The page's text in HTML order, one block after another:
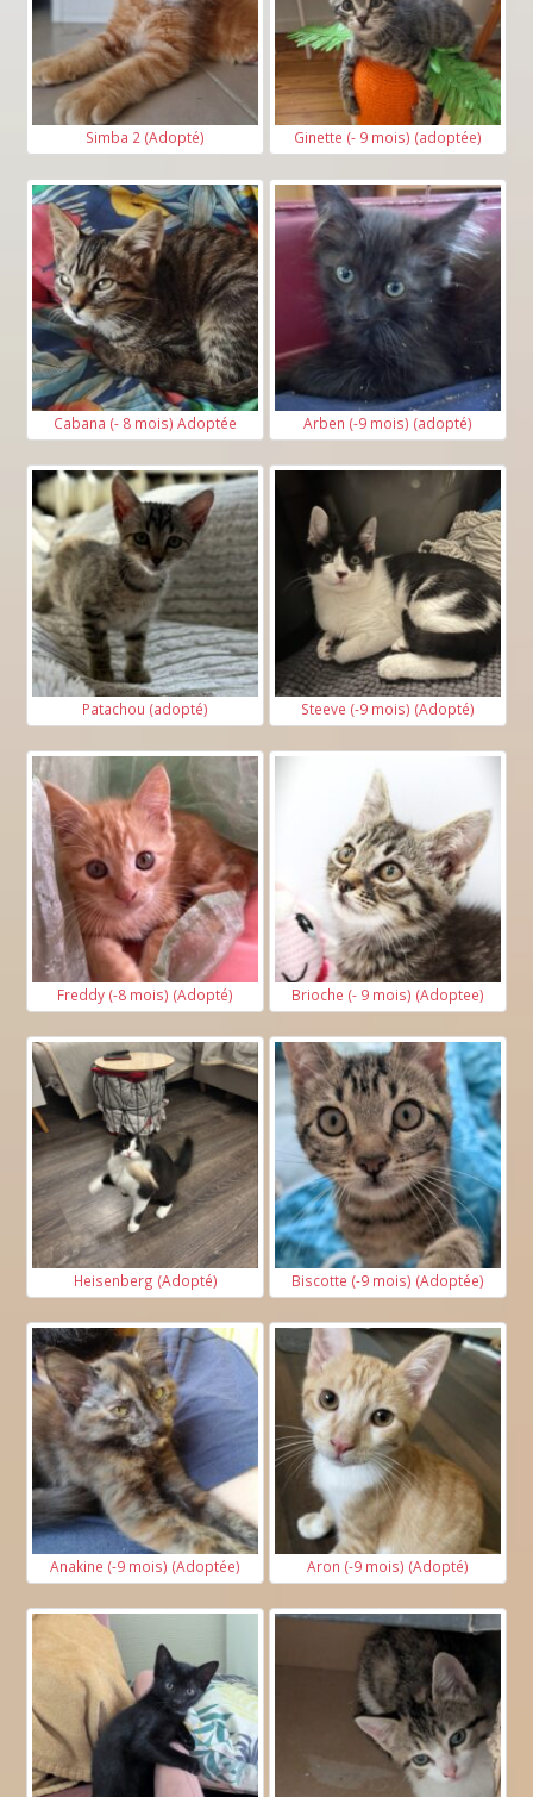
Simba 2 (Adopté) Ginette (- 9 mois) (adoptée)
Cabana (- 8 mois) Adoptée Arben (-9 mois) (adopté)
Patachou (adopté) Steeve (-9 mois) (Adopté)
Freddy (-8 mois) (Adopté) Brioche (- 9 mois) (Adoptee)
Heisenberg (Adopté) Biscotte (-9 mois) (Adoptée)
Anakine (-9 mois) (Adoptée) Aron (-9 mois) (Adopté)